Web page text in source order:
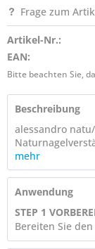
Frage zum
Artikel-Nr.:
EAN:
Bitte beachten Sie,
Beschreibung
alessandro
mehr
Anwendung
STEP 1
Bereiten Sie